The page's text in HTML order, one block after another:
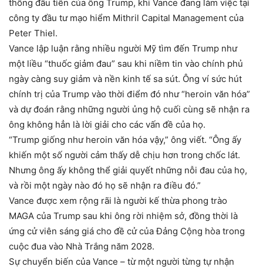
thống đầu tiên của ông Trump, khi Vance đang làm việc tại
công ty đầu tư mạo hiểm Mithril Capital Management của
Peter Thiel.
Vance lập luận rằng nhiều người Mỹ tìm đến Trump như
một liều “thuốc giảm đau” sau khi niềm tin vào chính phủ
ngày càng suy giảm và nền kinh tế sa sút. Ông ví sức hút
chính trị của Trump vào thời điểm đó như “heroin văn hóa”
và dự đoán rằng những người ủng hộ cuối cùng sẽ nhận ra
ông không hẳn là lời giải cho các vấn đề của họ.
“Trump giống như heroin văn hóa vậy,” ông viết. “Ông ấy
khiến một số người cảm thấy dễ chịu hơn trong chốc lát.
Nhưng ông ấy không thể giải quyết những nỗi đau của họ,
và rồi một ngày nào đó họ sẽ nhận ra điều đó.”
Vance được xem rộng rãi là người kế thừa phong trào
MAGA của Trump sau khi ông rời nhiệm sở, đồng thời là
ứng cử viên sáng giá cho đề cử của Đảng Cộng hòa trong
cuộc đua vào Nhà Trắng năm 2028.
Sự chuyển biến của Vance – từ một người từng tự nhận